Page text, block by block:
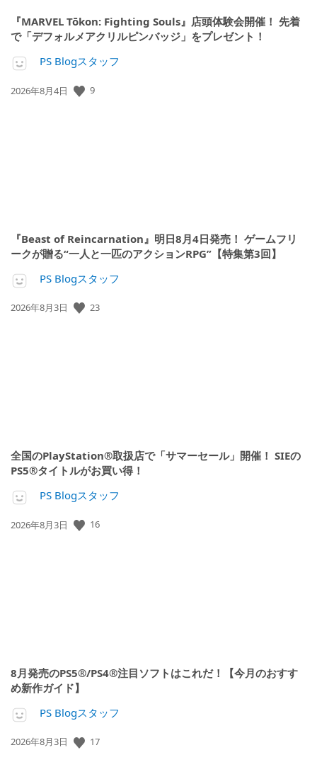
『MARVEL Tōkon: Fighting Souls』店頭体験会開催！ 先着
で「デフォルメアクリルピンバッジ」をプレゼント！
PS Blogスタッフ
公
2026年8月4日 9
『Beast of Reincarnation』明日8月4日発売！ ゲームフリ
ークが贈る“一人と一匹のアクションRPG”【特集第3回】
PS Blogスタッフ
公
2026年8月3日 23
全国のPlayStation®取扱店で「サマーセール」開催！ SIEの
PS5®タイトルがお買い得！
PS Blogスタッフ
公
2026年8月3日 16
8月発売のPS5®/PS4®注目ソフトはこれだ！【今月のおすす
め新作ガイド】
PS Blogスタッフ
公
2026年8月3日 17